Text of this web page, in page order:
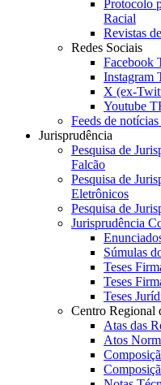
Protocolo
Racial
Revistas
Redes Sociais
Facebook
Instagram
X (ex-
Youtube
Feeds de
Jurisprudência
Pesquisa de
Falcão
Pesquisa de
Eletrônicos
Pesquisa de
Jurisprudência
Súmulas
Teses
Teses
Teses
Centro Regional
Atas das
Atos